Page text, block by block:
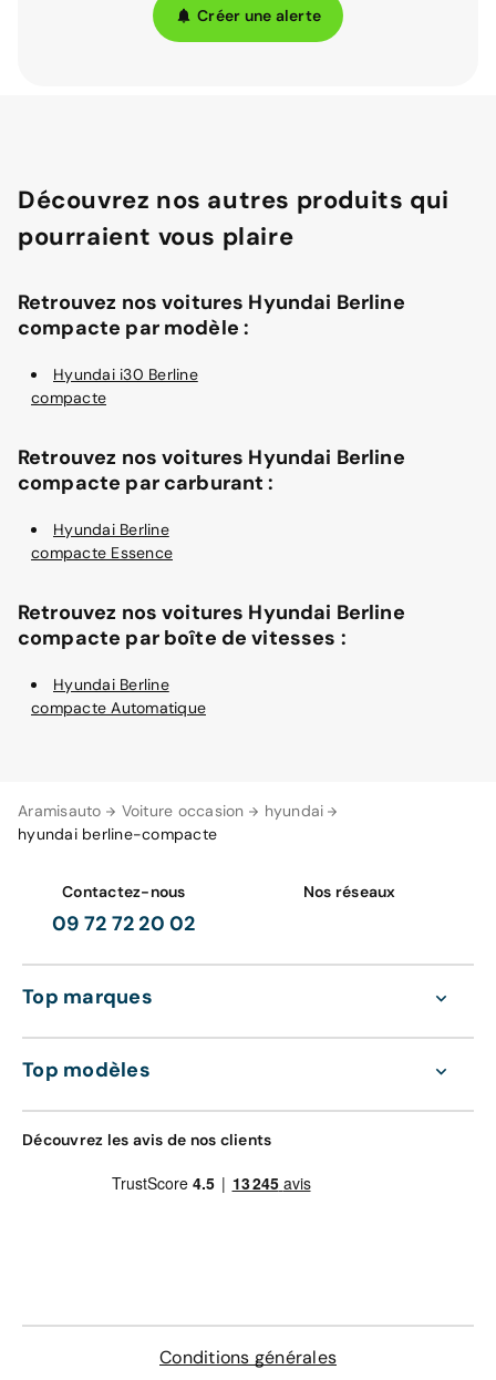
Aramisauto Voiture occasion
hyundai
hyundai berline-compacte
Créer une alerte
Découvrez nos autres produits qui
pourraient vous plaire
Retrouvez nos voitures Hyundai Berline
compacte par modèle :
Hyundai i30 Berline
compacte
Retrouvez nos voitures Hyundai Berline
compacte par carburant :
Hyundai Berline
compacte Essence
Retrouvez nos voitures Hyundai Berline
compacte par boîte de vitesses :
Hyundai Berline
compacte Automatique
Contactez-nous
09 72 72 20 02
Nos réseaux
Top marques
Top modèles
Découvrez les avis de nos clients
Conditions générales